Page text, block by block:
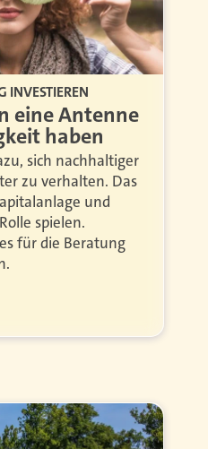
INVESTIEREN
eine Antenne
haben
sich nachhaltiger
zu verhalten. Das
und
spielen.
für die Beratung